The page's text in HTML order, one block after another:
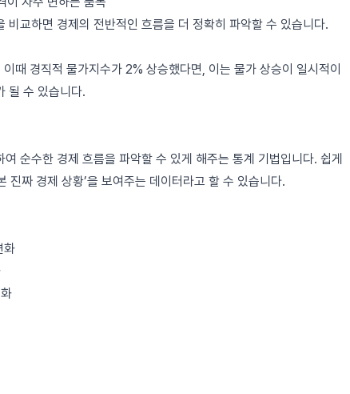
비교하면 경제의 전반적인 흐름을 더 정확히 파악할 수 있습니다.
때 경직적 물가지수가 2% 상승했다면, 이는 물가 상승이 일시적이
될 수 있습니다.
순수한 경제 흐름을 파악할 수 있게 해주는 통계 기법입니다. 쉽게
진짜 경제 상황’을 보여주는 데이터라고 할 수 있습니다.
화